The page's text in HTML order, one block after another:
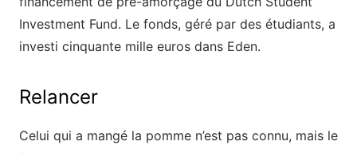
Investment Fund. Le fonds, géré par des étudiants, a
investi cinquante mille euros dans Eden.
Relancer
Celui qui a mangé la pomme n’est pas connu, mais le